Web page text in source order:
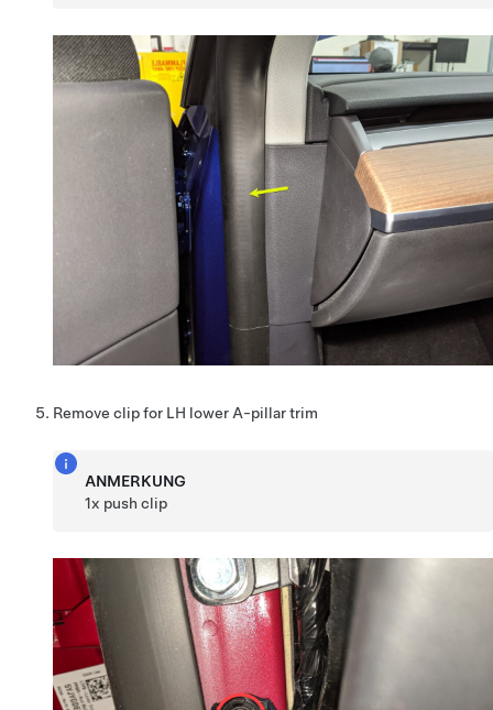
Remove clip for LH lower A-pillar trim
ANMERKUNG
1x push clip